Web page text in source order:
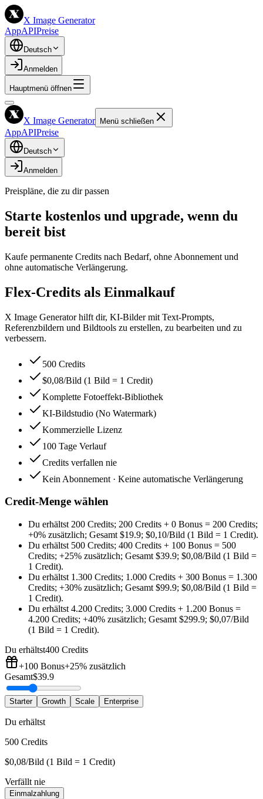
X Image Generator
AppAPIPreise
Deutsch
Anmelden
Hauptmenü öffnen
X Image Generator Menü schließen
AppAPIPreise
Deutsch
Anmelden
Preispläne, die zu dir passen
Starte kostenlos und upgrade, wenn du
bereit bist
Kaufe permanente Credits nach Bedarf, ohne Abonnement und
ohne automatische Verlängerung.
Flex-Credits als Einmalkauf
X Image Generator hilft dir, KI-Bilder mit Text-Prompts,
Referenzbildern und Bildtools zu erstellen, zu bearbeiten und zu
verbessern.
500 Credits
$0,08/Bild (1 Bild = 1 Credit)
Komplette Fotoeffekt-Bibliothek
KI-Bildstudio (No Watermark)
Kommerzielle Lizenz
100 Tage Verlauf
Credits verfallen nie
Kein Abonnement · Keine automatische Verlängerung
Credit-Menge wählen
Du erhältst 200 Credits; 200 Credits + 0 Bonus = 200 Credits;
+0% zusätzlich; Gesamt $19.9; $0,10/Bild (1 Bild = 1 Credit).
Du erhältst 500 Credits; 400 Credits + 100 Bonus = 500
Credits; +25% zusätzlich; Gesamt $39.9; $0,08/Bild (1 Bild =
1 Credit).
Du erhältst 1.300 Credits; 1.000 Credits + 300 Bonus = 1.300
Credits; +30% zusätzlich; Gesamt $99.9; $0,08/Bild (1 Bild =
1 Credit).
Du erhältst 4.200 Credits; 3.000 Credits + 1.200 Bonus =
4.200 Credits; +40% zusätzlich; Gesamt $299.9; $0,07/Bild
(1 Bild = 1 Credit).
Du erhältst400 Credits
+100 Bonus+25% zusätzlich
Gesamt$39.9
Starter Growth Scale Enterprise
Du erhältst
500 Credits
$0,08/Bild (1 Bild = 1 Credit)
Verfällt nie
Einmalzahlung